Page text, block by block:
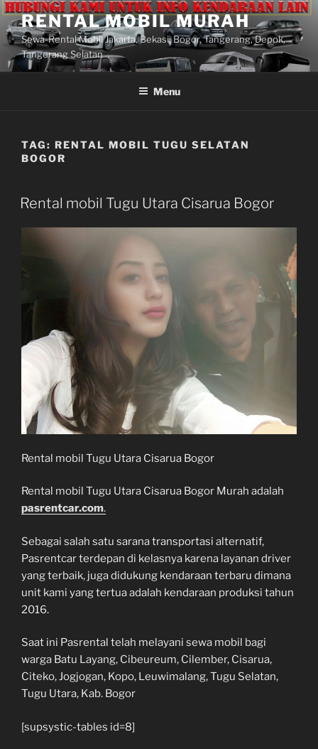
Lompat
ke
konten
RENTAL MOBIL MURAH
Sewa-Rental Mobil Jakarta, Bekasi, Bogor, Tangerang, Depok,
Tangerang Selatan
Menu
TAG: RENTAL MOBIL TUGU SELATAN
BOGOR
Rental mobil Tugu Utara Cisarua Bogor
Rental mobil Tugu Utara Cisarua Bogor
Rental mobil Tugu Utara Cisarua Bogor Murah adalah
pasrentcar.com.
Sebagai salah satu sarana transportasi alternatif,
Pasrentcar terdepan di kelasnya karena layanan driver
yang terbaik, juga didukung kendaraan terbaru dimana
unit kami yang tertua adalah kendaraan produksi tahun
2016.
Saat ini Pasrental telah melayani sewa mobil bagi
warga Batu Layang, Cibeureum, Cilember, Cisarua,
Citeko, Jogjogan, Kopo, Leuwimalang, Tugu Selatan,
Tugu Utara, Kab. Bogor
[supsystic-tables id=8]